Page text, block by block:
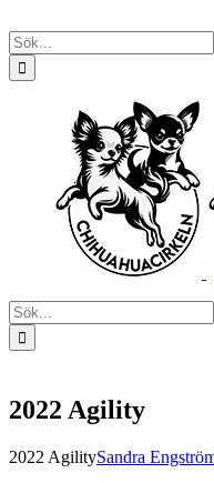
till
innehållet
Sök
efter:
Sök
efter:
2022 Agility
2022 AgilitySandra